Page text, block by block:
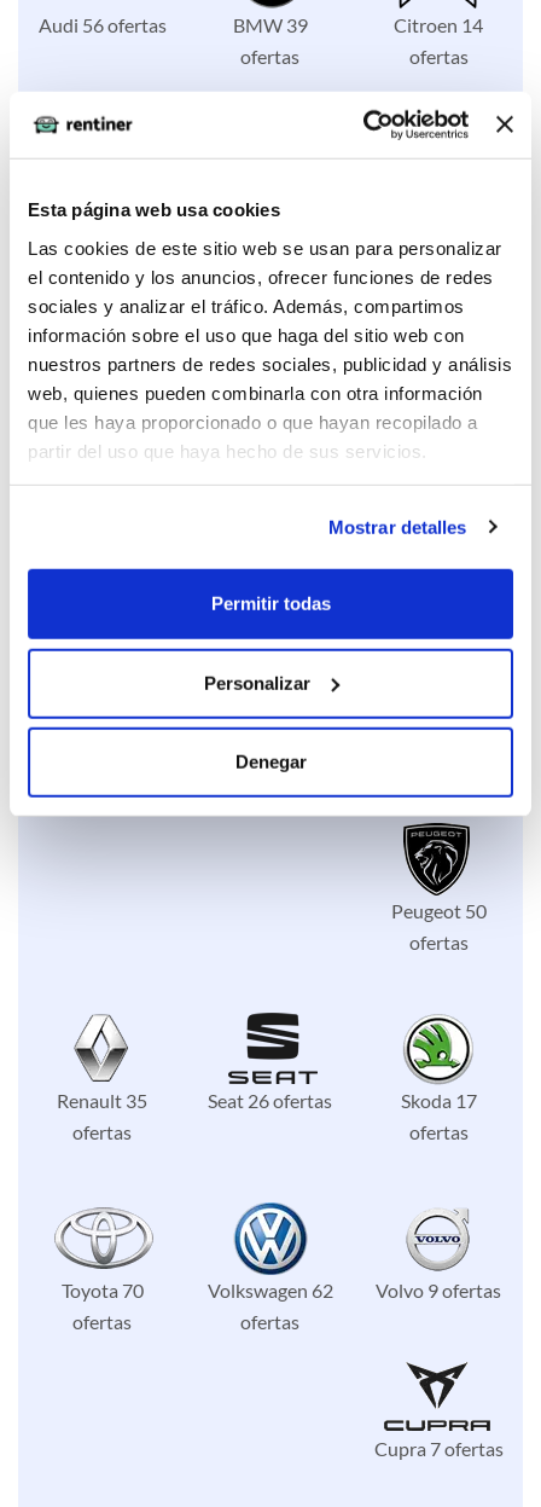
Esta página web usa cookies
Las cookies de este sitio web se usan para personalizar
el contenido y los anuncios, ofrecer funciones de redes
sociales y analizar el tráfico. Además, compartimos
información sobre el uso que haga del sitio web con
nuestros partners de redes sociales, publicidad y análisis
web, quienes pueden combinarla con otra información
que les haya proporcionado o que hayan recopilado a
partir del uso que haya hecho de sus servicios.
Mostrar detalles
Permitir todas
Personalizar
Denegar
Audi 56 ofertas
BMW 39
ofertas
Citroen 14
ofertas
Fiat 2 ofertas Ford 26 ofertas
ofertas
Hyundai 8
ofertas
Jeep 2 ofertas Kia 55 ofertas
Lexus 6 ofertas
Mazda 25
Nissan 36
Peugeot 50
ofertas
Renault 35
ofertas
Seat 26 ofertas
Skoda 17
ofertas
Toyota 70
ofertas
Volkswagen 62
ofertas
Volvo 9 ofertas
Cupra 7 ofertas